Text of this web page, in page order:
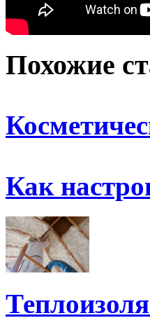
Похожие
Как